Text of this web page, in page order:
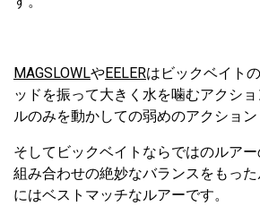
MAGSLOWLやEELERはビックベイト
ッドを振って大きく水を噛むアクシ
ルのみを動かしての弱めのアクション
そしてビックベイトならではのルア
組み合わせの絶妙なバランスをもっ
にはベストマッチなルアーです。